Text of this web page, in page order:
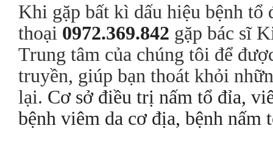
Khi gặp bất kì dấu hiệu bệnh tổ
thoại 0972.369.842 gặp bác sĩ
Trung tâm của chúng tôi để
truyền, giúp bạn thoát khỏi
lại. Cơ sở điều trị nấm tổ đỉa,
bệnh viêm da cơ địa, bệnh